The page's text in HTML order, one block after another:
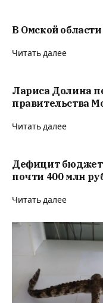
В Омской
Читать далее
Лариса Долина
правительства
Читать далее
Дефицит
почти 400 млн
Читать далее